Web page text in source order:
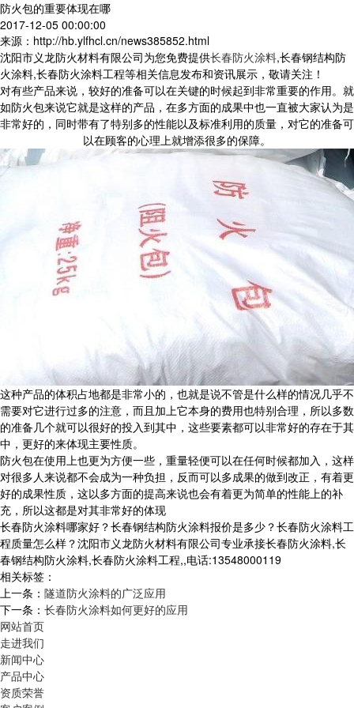
防火包的重要体现在哪
2017-12-05 00:00:00
来源：http://hb.ylfhcl.cn/news385852.html
沈阳市义龙防火材料有限公司为您免费提供长春防火涂料,长春钢结构防
火涂料,长春防火涂料工程等相关信息发布和资讯展示，敬请关注！
对有些产品来说，较好的准备可以在关键的时候起到非常重要的作用。就
如防火包来说它就是这样的产品，在多方面的成果中也一直被大家认为是
非常好的，同时带有了特别多的性能以及标准利用的质量，对它的准备可
以在顾客的心理上就增添很多的保障。
这种产品的体积占地都是非常小的，也就是说不管是什么样的情况几乎不
需要对它进行过多的注意，而且加上它本身的费用也特别合理，所以多数
的准备几个就可以很好的投入到其中，这些要素都可以非常好的存在于其
中，更好的来体现主要性质。
防火包在使用上也更为方便一些，重量轻便可以在任何时候都加入，这样
对很多人来说都不会成为一种负担，反而可以多成果的做到改正，有着更
好的成果性质，这以多方面的提高来说也会有着更为简单的性能上的补
充，所以这都是对其非常好的体现
长春防火涂料哪家好？长春钢结构防火涂料报价是多少？长春防火涂料工
程质量怎么样？沈阳市义龙防火材料有限公司专业承接长春防火涂料,长
春钢结构防火涂料,长春防火涂料工程,,电话:13548000119
相关标签：
上一条： 隧道防火涂料的广泛应用
下一条： 长春防火涂料如何更好的应用
网站首页
走进我们
新闻中心
产品中心
资质荣誉